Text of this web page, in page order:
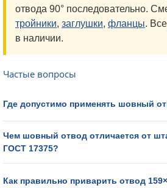
отвода 90° последовательно.
тройники, заглушки, фланцы. Все
в наличии.
Частые вопросы
Где допустимо применять шовный
Чем шовный отвод отличается от
ГОСТ 17375?
Как правильно приварить отвод